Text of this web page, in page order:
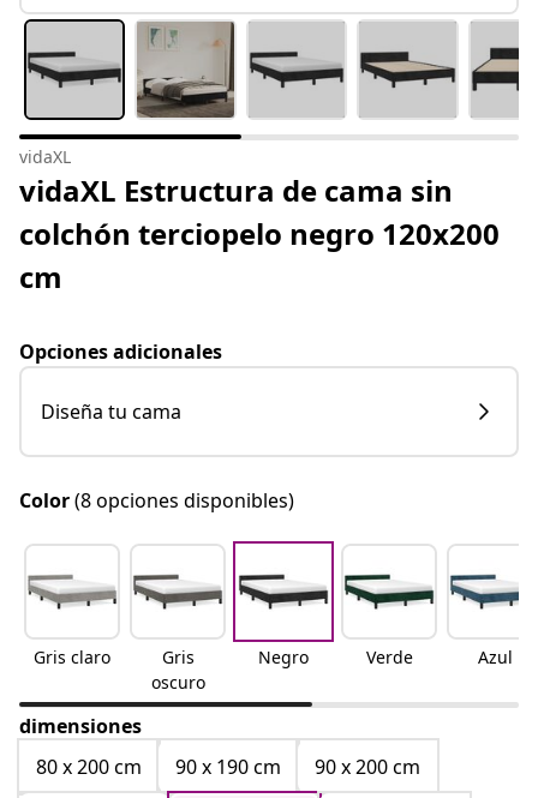
vidaXL
vidaXL Estructura de cama sin
colchón terciopelo negro 120x200
cm
Opciones adicionales
Diseña tu cama
Color(8 opciones disponibles)
Gris claro
Gris
oscuro
Negro Verde Azul
dimensiones
80 x 200 cm
90 x 190 cm
90 x 200 cm